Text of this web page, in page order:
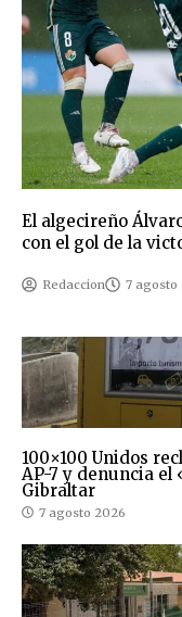
El algecireño
con el gol de la
Redaccion 7 agosto
100×100 Unidos
AP-7 y denuncia el
Gibraltar
7 agosto 2026